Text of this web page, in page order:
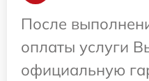
После
оплаты услуги
официальную